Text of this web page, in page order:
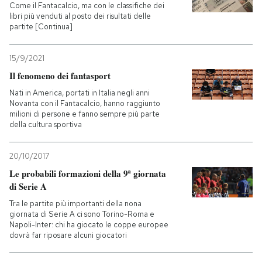
Come il Fantacalcio, ma con le classifiche dei
libri più venduti al posto dei risultati delle
partite [Continua]
15/9/2021
Il fenomeno dei fantasport
Nati in America, portati in Italia negli anni
Novanta con il Fantacalcio, hanno raggiunto
milioni di persone e fanno sempre più parte
della cultura sportiva
20/10/2017
Le probabili formazioni della 9ª giornata
di Serie A
Tra le partite più importanti della nona
giornata di Serie A ci sono Torino-Roma e
Napoli-Inter: chi ha giocato le coppe europee
dovrà far riposare alcuni giocatori